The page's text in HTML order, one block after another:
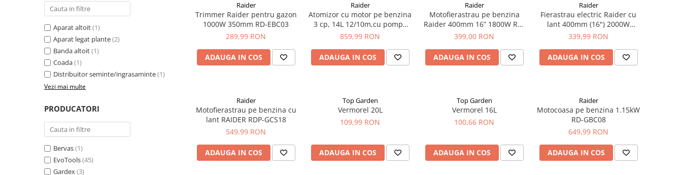
Seminte plante aromatice
Seminte cereale
Aparat altoit(1)
Aparat legat plante(2)
Banda altoit(1)
Coada(1)
Distribuitor seminte/ingrasaminte(1)
Vezi mai multe
PRODUCATORI
Bervas(1)
EvoTools(45)
Gardex(3)
Raider
Trimmer Raider pentru gazon
1000W 350mm RD-EBC03
289,99 RON
ADAUGA IN COS
Raider
Atomizor cu motor pe benzina
3 cp, 14L 12/10m,cu pompa
booster RDKMD02
859,99 RON
ADAUGA IN COS
Raider
Motofierastrau pe benzina
Raider 400mm 16” 1800W RD-
GCS24
399,00 RON
ADAUGA IN COS
Raider
Fierastrau electric Raider cu
lant 400mm (16") 2000W
Oregon RDECS17
339,99 RON
ADAUGA IN COS
Raider
Motofierastrau pe benzina cu
lant RAIDER RDP-GCS18
549,99 RON
ADAUGA IN COS
Top Garden
Vermorel 20L
109,99 RON
ADAUGA IN COS
Top Garden
Vermorel 16L
100,66 RON
ADAUGA IN COS
Raider
Motocoasa pe benzina 1.15kW
RD-GBC08
649,99 RON
ADAUGA IN COS